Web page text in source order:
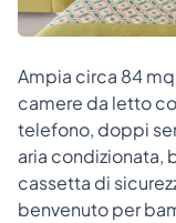
Ampia circa 84
camere da letto
telefono, doppi
aria condizionata,
cassetta di
benvenuto per